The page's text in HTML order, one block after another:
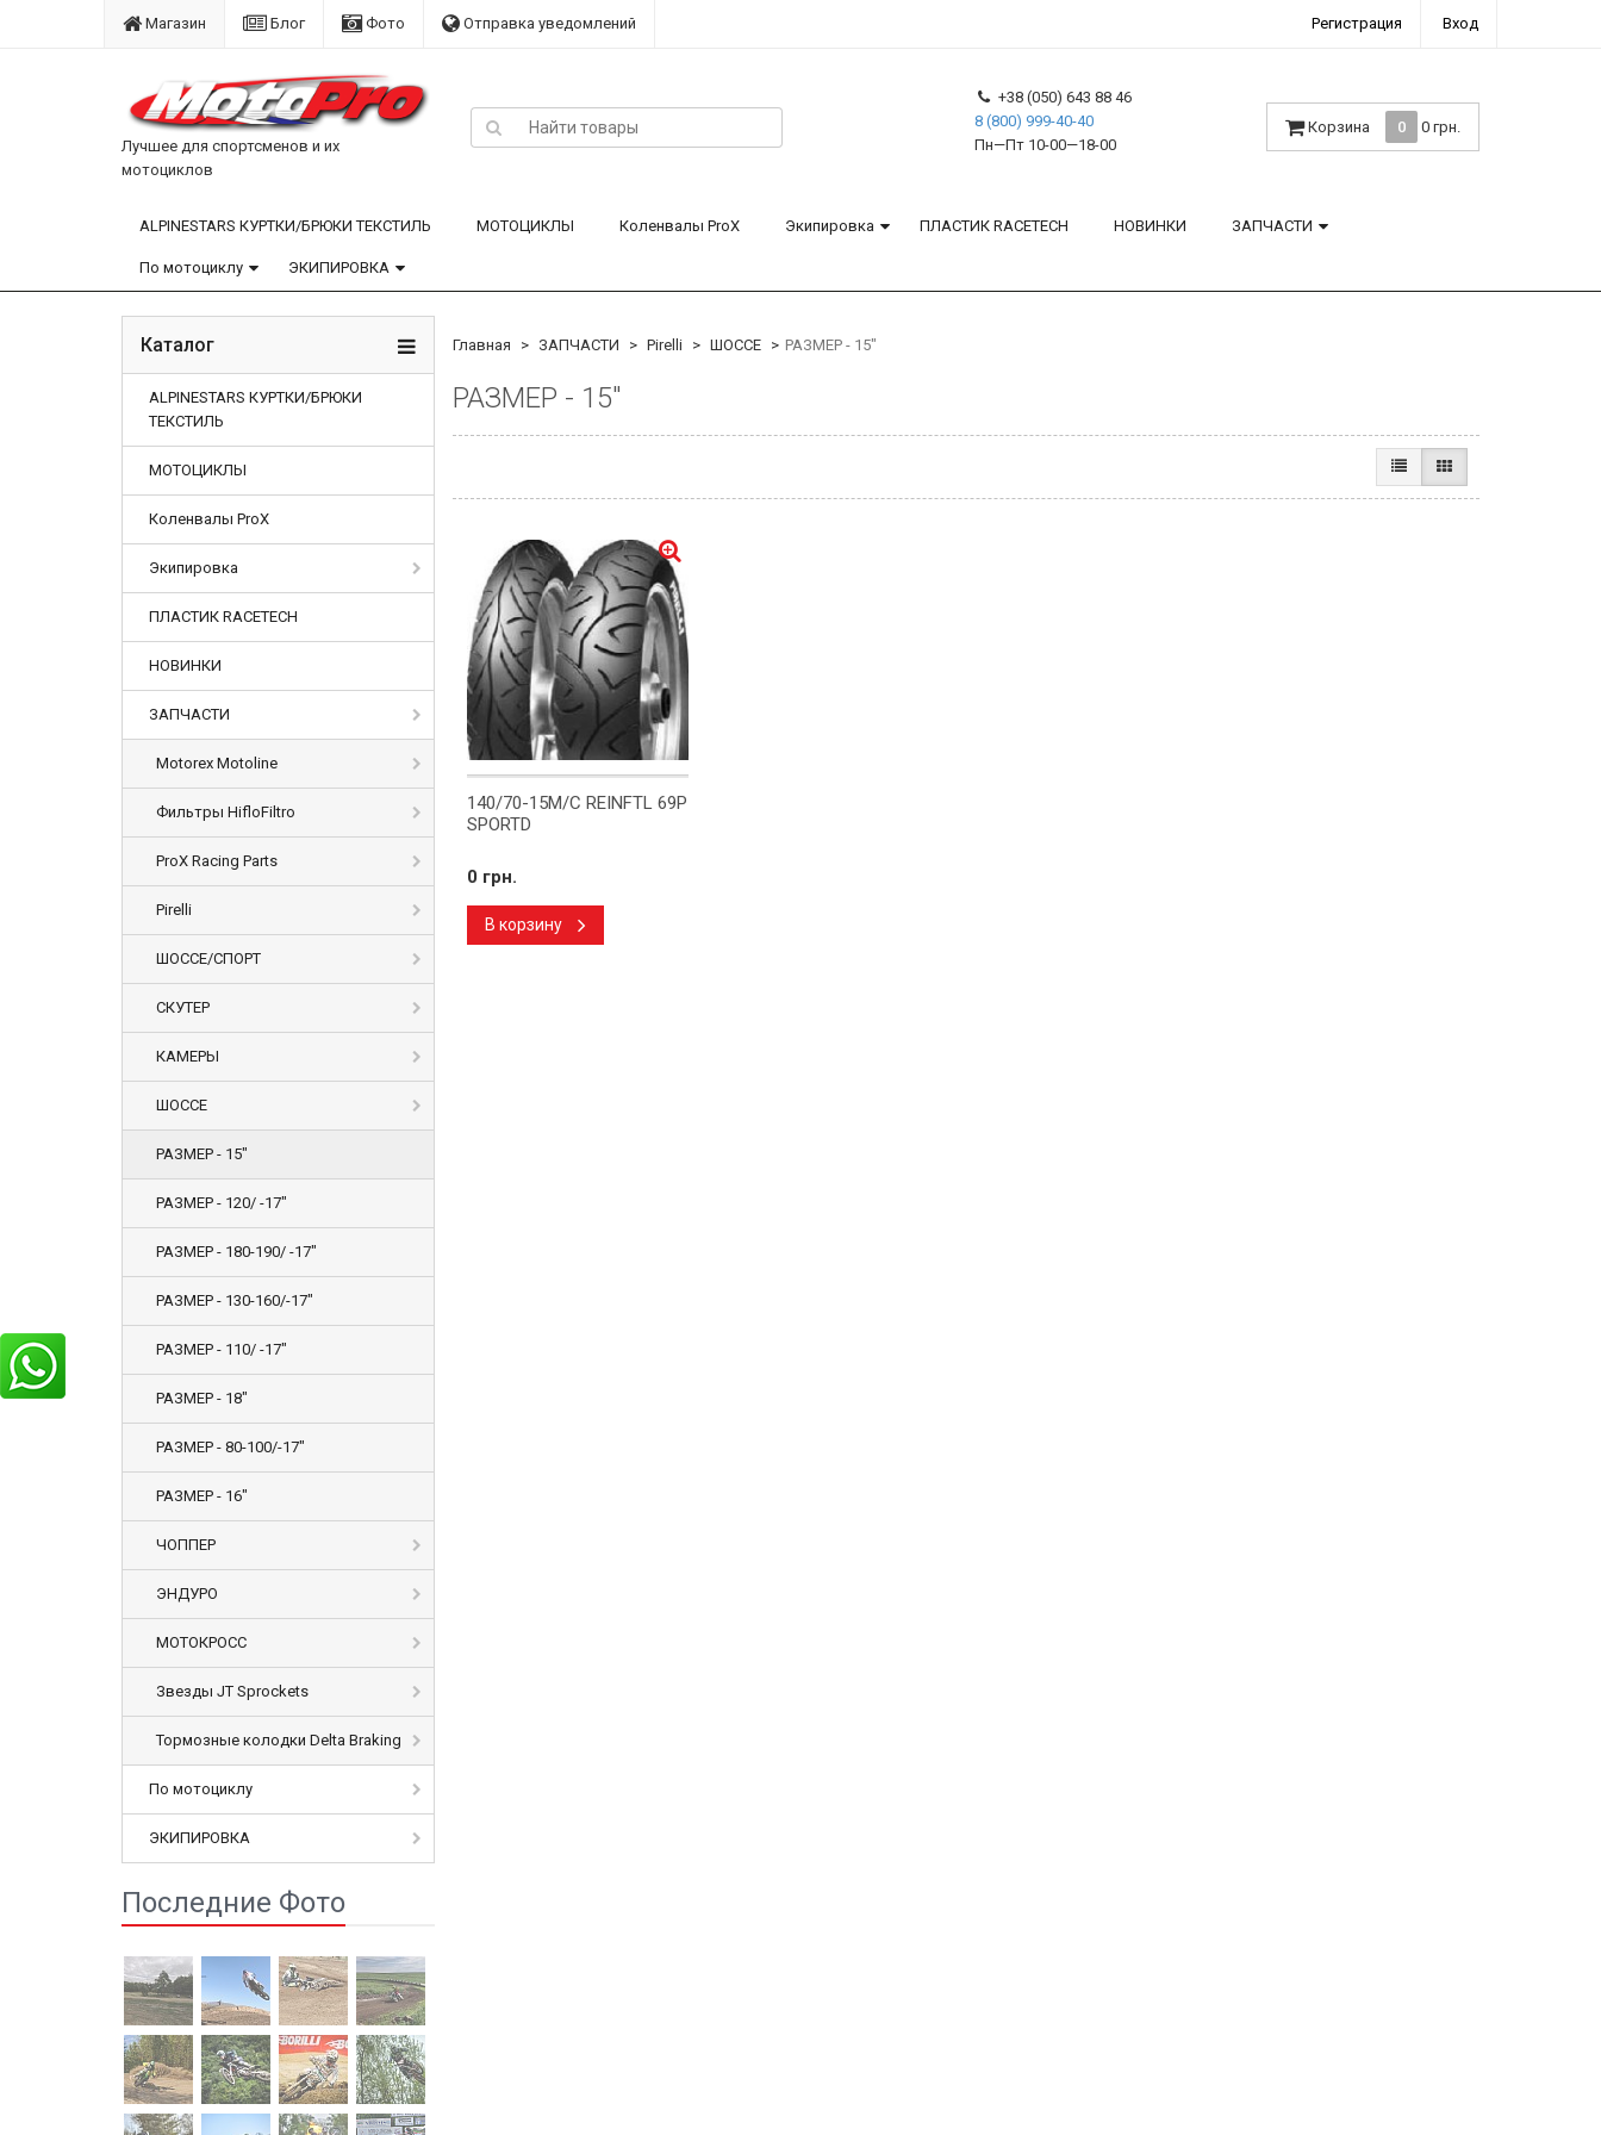
Магазин Блог Фото Отправка уведомлений Регистрация Вход
Лучшее для спортсменов и их
мотоциклов
+38 (050) 643 88 46
8 (800) 999-40-40
Пн—Пт 10-00—18-00
Корзина 0 0 грн.
ALPINESTARS КУРТКИ/БРЮКИ ТЕКСТИЛЬ МОТОЦИКЛЫ Коленвалы ProX Экипировка ПЛАСТИК RACETECH НОВИНКИ ЗАПЧАСТИ
По мотоциклу ЭКИПИРОВКА
Каталог
ALPINESTARS КУРТКИ/БРЮКИ
ТЕКСТИЛЬ
МОТОЦИКЛЫ
Коленвалы ProX
Экипировка
ПЛАСТИК RACETECH
НОВИНКИ
ЗАПЧАСТИ
Motorex Motoline
Фильтры HifloFiltro
ProX Racing Parts
Pirelli
ШОССЕ/СПОРТ
СКУТЕР
КАМЕРЫ
ШОССЕ
РАЗМЕР - 15"
РАЗМЕР - 120/ -17"
РАЗМЕР - 180-190/ -17"
РАЗМЕР - 130-160/-17"
РАЗМЕР - 110/ -17"
РАЗМЕР - 18"
РАЗМЕР - 80-100/-17"
РАЗМЕР - 16"
ЧОППЕР
ЭНДУРО
МОТОКРОСС
Звезды JT Sprockets
Тормозные колодки Delta Braking
По мотоциклу
ЭКИПИРОВКА
Последние Фото
Главная ЗАПЧАСТИ Pirelli ШОССЕ РАЗМЕР - 15"
РАЗМЕР - 15"
140/70-15M/C REINFTL 69P
SPORTD
0 грн.
В корзину